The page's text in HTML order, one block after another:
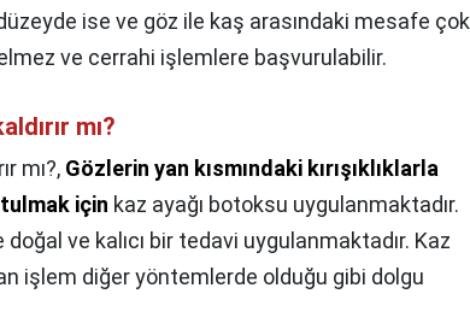
ise ve göz ile kaş arasındaki mesafe çok
ve cerrahi işlemlere başvurulabilir.
mı?
mı?, Gözlerin yan kısmındaki kırışıklıklarla
için kaz ayağı botoksu uygulanmaktadır.
ve kalıcı bir tedavi uygulanmaktadır. Kaz
işlem diğer yöntemlerde olduğu gibi dolgu